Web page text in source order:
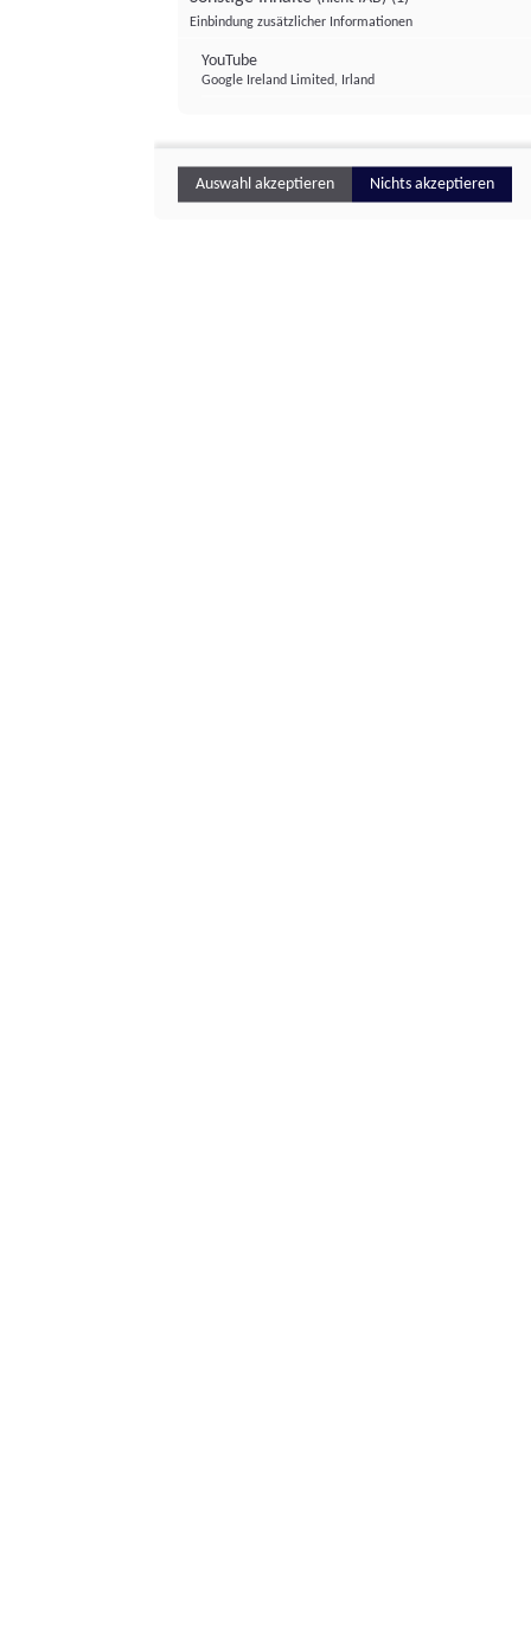
Einbindung zusätzlicher Informationen
YouTube
Google Ireland Limited, Irland
Auswahl akzeptieren Nichts akzeptieren